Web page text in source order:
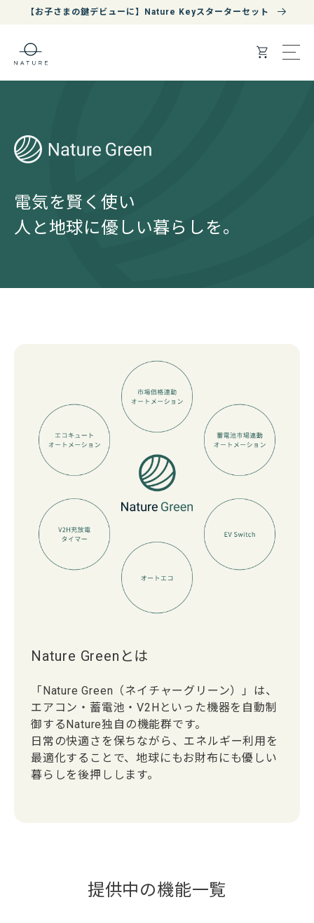
ンツに
【お子さまの鍵デビューに】Nature Keyスターターセット
ー
電気を賢く使い
人と地球に優しい暮らしを。
Nature Greenとは
「Nature Green（ネイチャーグリーン）」は、
エアコン・蓄電池・V2Hといった機器を自動制
御するNature独自の機能群です。
日常の快適さを保ちながら、エネルギー利用を
最適化することで、地球にもお財布にも優しい
暮らしを後押しします。
提供中の機能一覧